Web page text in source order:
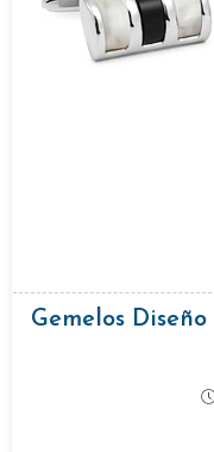
Gemelos Diseño